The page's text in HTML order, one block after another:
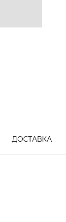
ДОСТАВКА